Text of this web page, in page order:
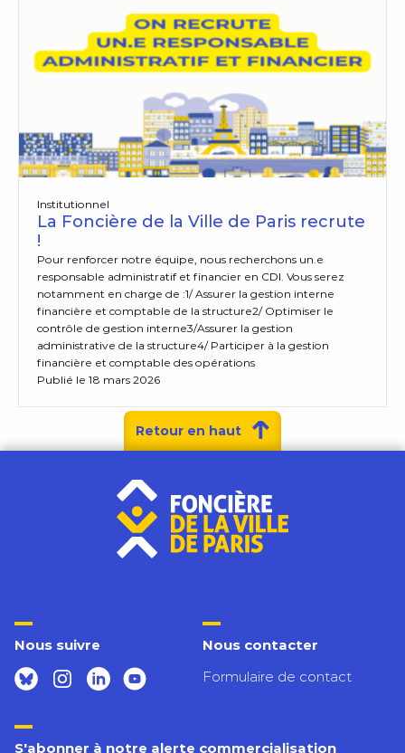
La Foncière de la Ville de Paris recrute
!
Institutionnel
Pour renforcer notre équipe, nous recherchons un.e
responsable administratif et financier en CDI. Vous serez
notamment en charge de :1/ Assurer la gestion interne
financière et comptable de la structure2/ Optimiser le
contrôle de gestion interne3/Assurer la gestion
administrative de la structure4/ Participer à la gestion
financière et comptable des opérations
Publié le 18 mars 2026
Nous suivre
Nous contacter
Formulaire de contact
S'abonner à notre alerte commercialisation
Retour en haut